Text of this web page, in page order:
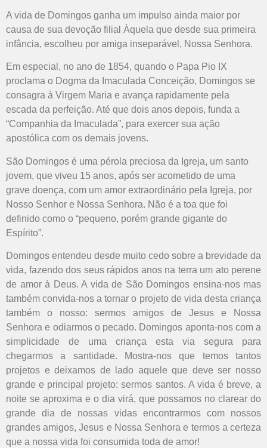
A vida de Domingos ganha um impulso ainda maior por
causa de sua devoção filial Àquela que desde sua primeira
infância, escolheu por amiga inseparável, Nossa Senhora.
Em especial, no ano de 1854, quando o Papa Pio IX
proclama o Dogma da Imaculada Conceição, Domingos se
consagra à Virgem Maria e avança rapidamente pela
escada da perfeição. Até que dois anos depois, funda a
“Companhia da Imaculada”, para exercer sua ação
apostólica com os demais jovens.
São Domingos é uma pérola preciosa da Igreja, um santo
jovem, que viveu 15 anos, após ser acometido de uma
grave doença, com um amor extraordinário pela Igreja, por
Nosso Senhor e Nossa Senhora. Não é a toa que foi
definido como o “pequeno, porém grande gigante do
Espírito”.
Domingos entendeu desde muito cedo sobre a brevidade da
vida, fazendo dos seus rápidos anos na terra um ato perene
de amor à Deus. A vida de São Domingos ensina-nos mas
também convida-nos a tornar o projeto de vida desta criança
também o nosso: sermos amigos de Jesus e Nossa
Senhora e odiarmos o pecado. Domingos aponta-nos com a
simplicidade de uma criança esta via segura para
chegarmos a santidade. Mostra-nos que temos tantos
projetos e deixamos de lado aquele que deve ser nosso
grande e principal projeto: sermos santos. A vida é breve, a
noite se aproxima e o dia virá, que possamos no clarear do
grande dia de nossas vidas encontrarmos com nossos
grandes amigos, Jesus e Nossa Senhora e termos a certeza
que a nossa vida foi consumida toda de amor!